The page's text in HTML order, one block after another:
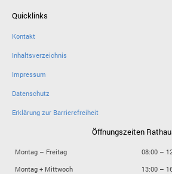
Quicklinks
Kontakt
Inhaltsverzeichnis
Impressum
Datenschutz
Erklärung zur Barrierefreiheit
Öffnungszeiten
Montag – Freitag
08:00 –
Montag + Mittwoch
13:00 –